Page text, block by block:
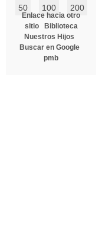
50
100 200
Enlace hacia otro
sitio
Biblioteca
Nuestros Hijos
Buscar en Google
pmb